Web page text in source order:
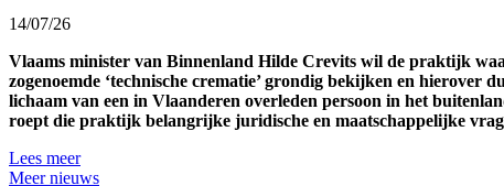
14/07/26
Vlaams minister van Binnenland Hilde Crevits wil de praktijk
zogenoemde ‘technische crematie’ grondig bekijken en hierover
lichaam van een in Vlaanderen overleden persoon in het
roept die praktijk belangrijke juridische en maatschappelijke
Lees meer
Meer nieuws